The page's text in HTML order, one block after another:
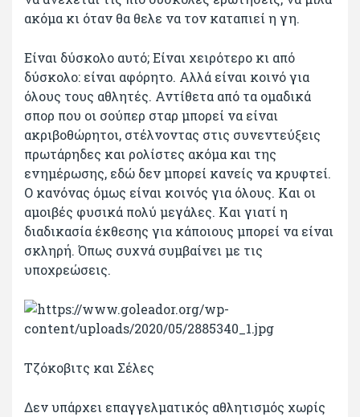
ακόμα κι όταν θα θελε να τον καταπιεί η γη.
Είναι δύσκολο αυτό; Είναι χειρότερο κι από
δύσκολο: είναι αφόρητο. Αλλά είναι κοινό για
όλους τους αθλητές. Αντίθετα από τα ομαδικά
σπορ που οι σούπερ σταρ μπορεί να είναι
ακριβοθώρητοι, στέλνοντας στις συνεντεύξεις
πρωτάρηδες και ρολίστες ακόμα και της
ενημέρωσης, εδώ δεν μπορεί κανείς να κρυφτεί.
Ο κανόνας όμως είναι κοινός για όλους. Και οι
αμοιβές φυσικά πολύ μεγάλες. Και γιατί η
διαδικασία έκθεσης για κάποιους μπορεί να είναι
σκληρή. Όπως συχνά συμβαίνει με τις
υποχρεώσεις.
Τζόκοβιτς και Σέλες
Δεν υπάρχει επαγγελματικός αθλητισμός χωρίς